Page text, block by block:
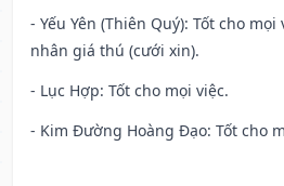
- Yếu Yên (Thiên Quý): Tốt cho
nhân giá thú (cưới xin).
- Lục Hợp: Tốt cho mọi việc.
- Kim Đường Hoàng Đạo: Tốt cho